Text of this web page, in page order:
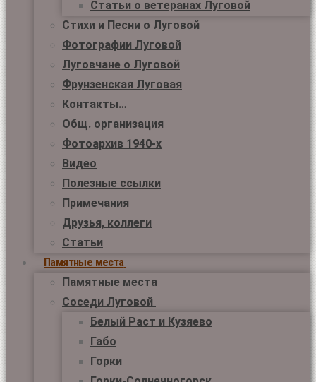
Статьи о ветеранах Луговой
Стихи и Песни о Луговой
Фотографии Луговой
Луговчане о Луговой
Фрунзенская Луговая
Контакты…
Общ. организация
Фотоархив 1940-х
Видео
Полезные ссылки
Примечания
Друзья, коллеги
Статьи
Памятные места
Памятные места
Соседи Луговой
Белый Раст и Кузяево
Габо
Горки